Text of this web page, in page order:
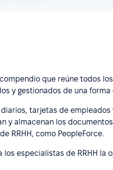
que reúne todos
y gestionados de una
tarjetas de empleados
y almacenan los
RRHH, como PeopleForce.
especialistas de RRHH la